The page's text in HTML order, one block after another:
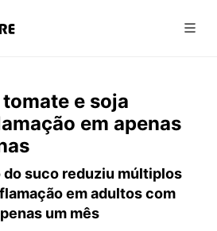
e soja
em apenas
do suco reduziu múltiplos
em adultos com
um mês